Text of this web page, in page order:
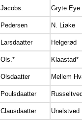
Jacobs.
Gryte Eye
Pedersen
N. Liøke
Larsdaatter
Helgerød
Ols.*
Klaastad*
Olsdaatter
Mellem
Poulsdaatter
Clausdaatter
Unelstved